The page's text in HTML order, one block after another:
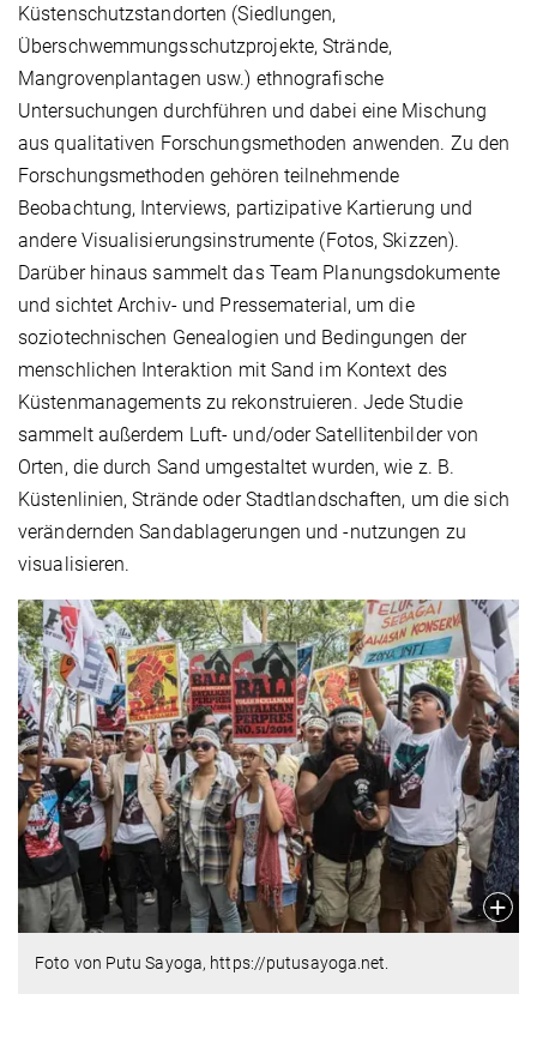
Küstenschutzstandorten (Siedlungen,
Überschwemmungsschutzprojekte, Strände,
Mangrovenplantagen usw.) ethnografische
Untersuchungen durchführen und dabei eine Mischung
aus qualitativen Forschungsmethoden anwenden. Zu den
Forschungsmethoden gehören teilnehmende
Beobachtung, Interviews, partizipative Kartierung und
andere Visualisierungsinstrumente (Fotos, Skizzen).
Darüber hinaus sammelt das Team Planungsdokumente
und sichtet Archiv- und Pressematerial, um die
soziotechnischen Genealogien und Bedingungen der
menschlichen Interaktion mit Sand im Kontext des
Küstenmanagements zu rekonstruieren. Jede Studie
sammelt außerdem Luft- und/oder Satellitenbilder von
Orten, die durch Sand umgestaltet wurden, wie z. B.
Küstenlinien, Strände oder Stadtlandschaften, um die sich
verändernden Sandablagerungen und -nutzungen zu
visualisieren.
Foto von Putu Sayoga, https://putusayoga.net.